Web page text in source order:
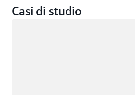
accessi altamente
Casi di studio